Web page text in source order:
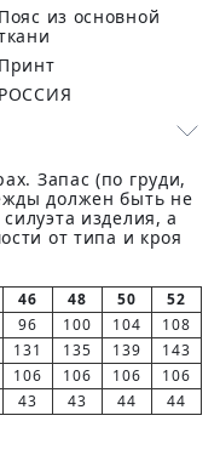
Пояс из основной
Принт
РОССИЯ
Запас (по груди,
должен быть не
изделия, а
от типа и кроя
46 48 50
52
96 100 104
108
131 135 139
143
106 106 106
106
43 43 44 44